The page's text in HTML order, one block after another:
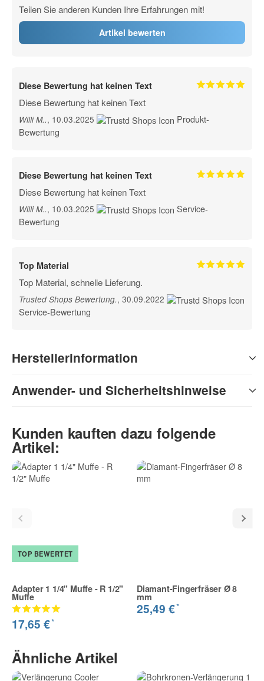
Teilen Sie anderen Kunden Ihre Erfahrungen mit!
Artikel bewerten
Diese Bewertung hat keinen Text
Diese Bewertung hat keinen Text
Willi M.., 10.03.2025
Produkt-
Bewertung
Diese Bewertung hat keinen Text
Diese Bewertung hat keinen Text
Willi M.., 10.03.2025
Service-
Bewertung
Top Material
Top Material, schnelle Lieferung.
Trusted Shops Bewertung., 30.09.2022
Service-Bewertung
Herstellerinformation
Anwender- und Sicherheitshinweise
Kunden kauften dazu folgende
Artikel:
TOP BEWERTET
Adapter 1 1/4" Muffe - R 1/2"
Muffe
17,65 €*
Diamant-Fingerfräser Ø 8
mm
25,49 €*
Ähnliche Artikel